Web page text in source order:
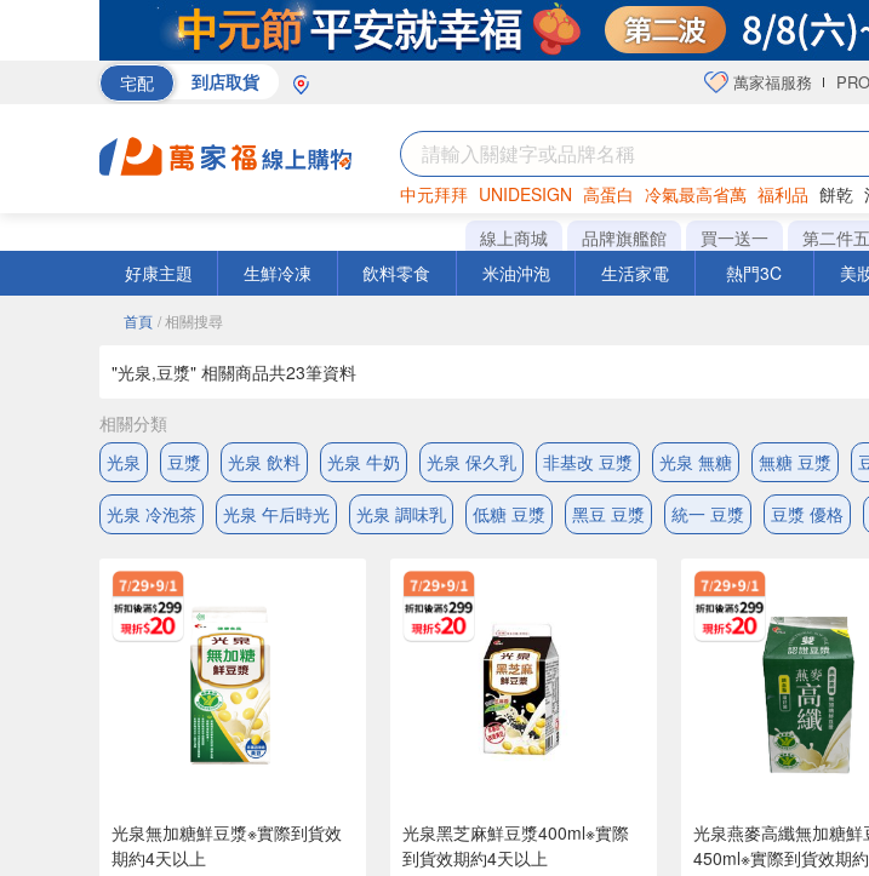
宅配 到店取貨 萬家福服務
中元拜拜 UNIDESIGN 高蛋白 冷氣最高省萬 福利品 餅乾
巧克力 衛生紙 咖啡
線上商城 品牌旗艦館 買一送一 第二件
好康主題
生鮮冷凍 飲料零食 米油沖泡 生活家電 熱門3C 美
首頁 / 相關搜尋
"光泉,豆漿" 相關商品共23筆資料
相關分類
光泉
豆漿 光泉 飲料 光泉 牛奶 光泉 保久乳 非基改 豆漿 光泉 無糖 無糖 豆漿
光泉 冷泡茶 光泉 午后時光 光泉 調味乳 低糖 豆漿 黑豆 豆漿 統一 豆漿 豆漿 優格
光泉無加糖鮮豆漿※實際到貨效
期約4天以上
光泉黑芝麻鮮豆漿400ml※實際
到貨效期約4天以上
光泉燕麥高纖無加糖鮮
450ml※實際到貨效期